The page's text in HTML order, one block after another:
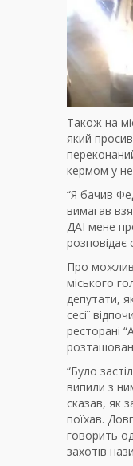
Також на
який
кермом у
“Я бачив
вимагав
ДАІ мене
розповідає
Про
міського
депутати,
сесії
ресторані
“Було
випили з
сказав, як
поїхав.
говорить
захотів